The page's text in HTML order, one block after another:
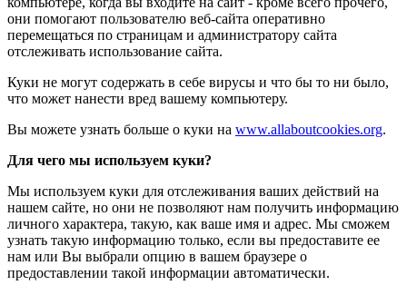
они помогают пользователю веб-сайта оперативно
перемещаться по страницам и администратору сайта
отслеживать использование сайта.
Куки не могут содержать в себе вирусы и что бы то ни было,
что может нанести вред вашему компьютеру.
Вы можете узнать больше о куки на www.allaboutcookies.org.
Для чего мы используем куки?
Мы используем куки для отслеживания ваших действий на
нашем сайте, но они не позволяют нам получить информацию
личного характера, такую, как ваше имя и адрес. Мы сможем
узнать такую информацию только, если вы предоставите ее
нам или Вы выбрали опцию в вашем браузере о
предоставлении такой информации автоматически.